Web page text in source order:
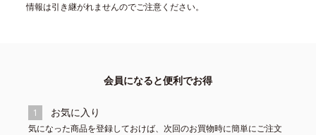
情報は引き継がれませんのでご注意ください。
会員になると便利でお得
1 お気に入り
気になった商品を登録しておけば、次回のお買物時に簡単にご注文